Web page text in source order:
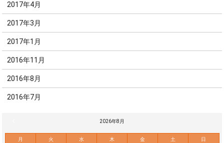
2017年4月
2017年3月
2017年1月
2016年11月
2016年8月
2016年7月
2026年8月
月 火 水 木 金 土 日